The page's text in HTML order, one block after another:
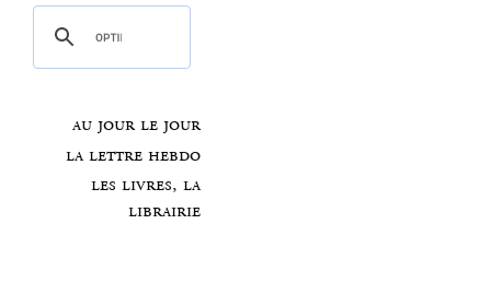
au jour le jour
la lettre hebdo
les livres, la
librairie